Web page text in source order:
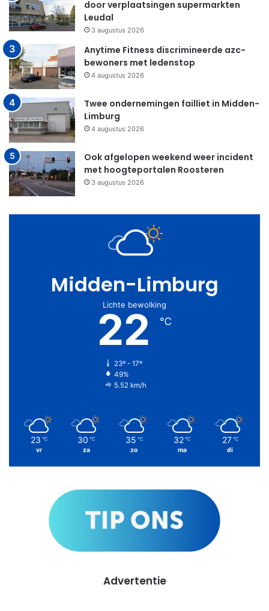
door verplaatsingen supermarkten
Leudal
3 augustus 2026
Anytime Fitness discrimineerde azc-
bewoners met ledenstop
4 augustus 2026
Twee ondernemingen failliet in Midden-
Limburg
4 augustus 2026
Ook afgelopen weekend weer incident
met hoogteportalen Roosteren
3 augustus 2026
Midden-Limburg
Lichte bewolking
22 ℃
23º - 17º
49%
5.52 km/h
23 ℃
vr
30 ℃
za
35 ℃
zo
32 ℃
ma
27 ℃
di
Advertentie